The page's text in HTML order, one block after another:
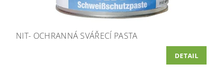
NIT- OCHRANNÁ SVÁŘECÍ PASTA
DETAIL